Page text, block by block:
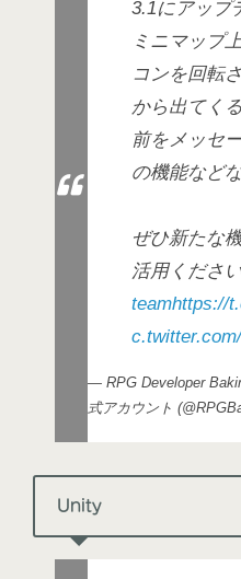
3.1にアップ
ミニマップ
コンを回転
から出てく
前をメッセ
の機能など
ぜひ新たな
活用くださ
teamhttps://
— RPG Developer
式アカウント
Unity